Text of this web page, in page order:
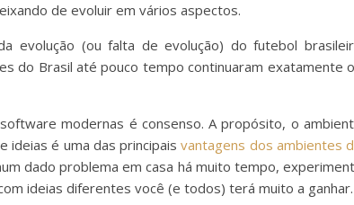
de evoluir em vários aspectos.
evolução (ou falta de evolução) do futebol
do Brasil até pouco tempo continuaram exatamente
modernas é consenso. A propósito, o
ideias é uma das principaisvantagens dos ambientes
dado problema em casa há muito tempo,
ideias diferentes você (e todos) terá muito a ganhar.